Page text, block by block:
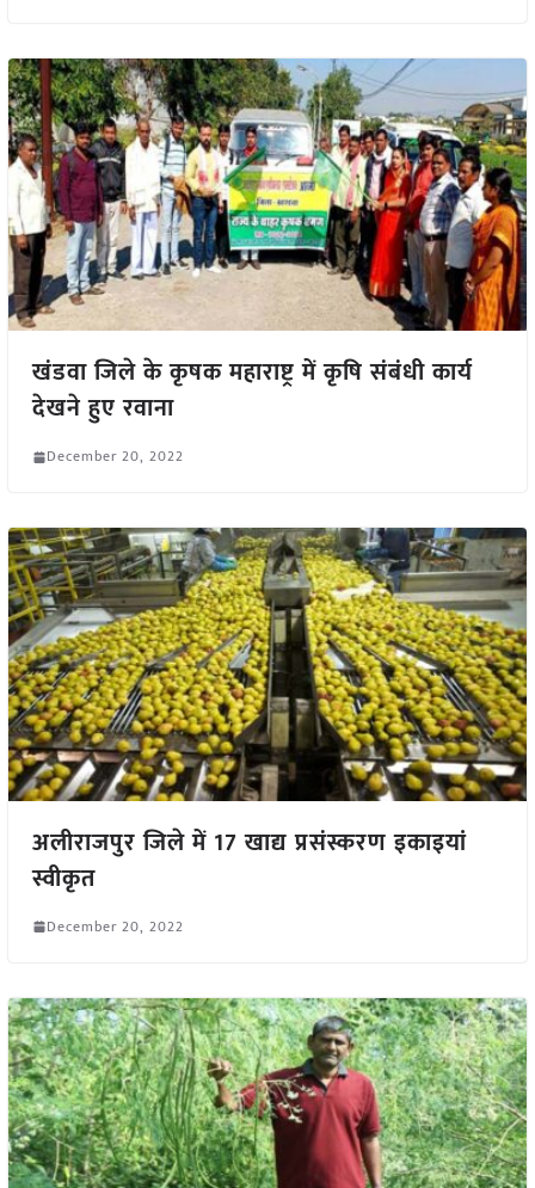
खंडवा जिले के कृषक महाराष्ट्र में कृषि संबंधी कार्य
देखने हुए रवाना
December 20, 2022
अलीराजपुर जिले में 17 खाद्य प्रसंस्करण इकाइयां
स्वीकृत
December 20, 2022